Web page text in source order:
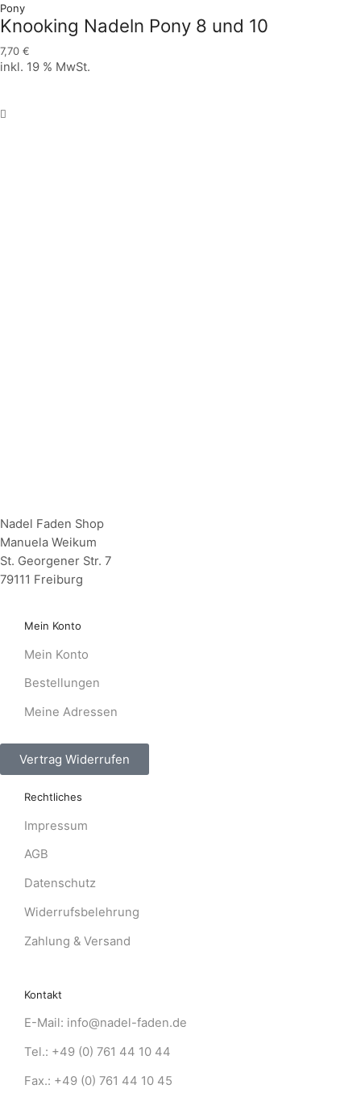
Pony
Knooking Nadeln Pony 8 und 10
7,70 €
inkl. 19 % MwSt.
Nadel Faden Shop
Manuela Weikum
St. Georgener Str. 7
79111 Freiburg
Mein Konto
Mein Konto
Bestellungen
Meine Adressen
Vertrag Widerrufen
Rechtliches
Impressum
AGB
Datenschutz
Widerrufsbelehrung
Zahlung & Versand
Kontakt
E-Mail: info@nadel-faden.de
Tel.: +49 (0) 761 44 10 44
Fax.: +49 (0) 761 44 10 45